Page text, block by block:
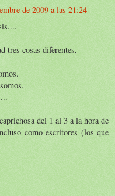
de 2009 a las 21:24
tres cosas diferentes,
del 1 al 3 a la hora de
como escritores (los que